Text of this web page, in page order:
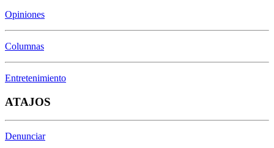
Opiniones
Columnas
Entretenimiento
ATAJOS
Denunciar